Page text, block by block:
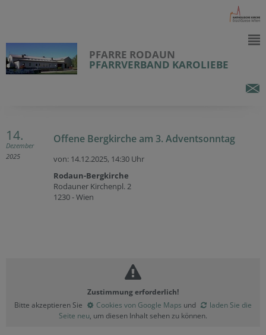
PFARRE RODAUN
PFARRVERBAND KAROLIEBE
14.
Dezember
2025
Offene Bergkirche am 3. Adventsonntag
von: 14.12.2025, 14:30 Uhr
Rodaun-Bergkirche
Rodauner Kirchenpl. 2
1230 - Wien
Zustimmung erforderlich!
Bitte akzeptieren Sie
Cookies von Google Maps und
laden Sie die
Seite neu, um diesen Inhalt sehen zu können.